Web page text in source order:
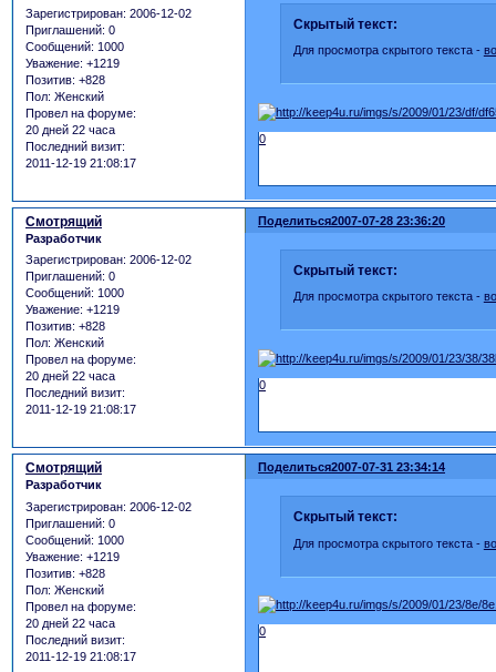
Зарегистрирован: 2006-12-02
Приглашений: 0
Сообщений: 1000
Уважение: +1219
Позитив: +828
Пол: Женский
Провел на форуме:
20 дней 22 часа
Последний визит:
2011-12-19 21:08:17
Скрытый текст:
Для просмотра скрытого текста -
0
Поделиться2007-07-28 23:36:20
Смотрящий
Разработчик
Зарегистрирован: 2006-12-02
Приглашений: 0
Сообщений: 1000
Уважение: +1219
Позитив: +828
Пол: Женский
Провел на форуме:
20 дней 22 часа
Последний визит:
2011-12-19 21:08:17
Скрытый текст:
Для просмотра скрытого текста -
0
Поделиться2007-07-31 23:34:14
Смотрящий
Разработчик
Зарегистрирован: 2006-12-02
Приглашений: 0
Сообщений: 1000
Уважение: +1219
Позитив: +828
Пол: Женский
Провел на форуме:
20 дней 22 часа
Последний визит:
2011-12-19 21:08:17
Скрытый текст:
Для просмотра скрытого текста -
0